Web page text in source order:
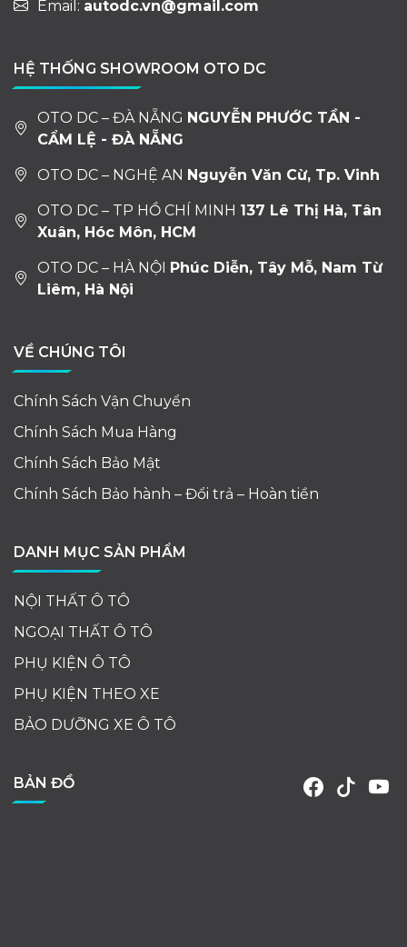
Email: autodc.vn@gmail.com
HỆ THỐNG SHOWROOM OTO DC
OTO DC – ĐÀ NẴNG NGUYỄN PHƯỚC TẦN -
CẨM LỆ - ĐÀ NẴNG
OTO DC – NGHỆ AN Nguyễn Văn Cừ, Tp. Vinh
OTO DC – TP HỒ CHÍ MINH 137 Lê Thị Hà, Tân
Xuân, Hóc Môn, HCM
OTO DC – HÀ NỘI
Phúc Diễn, Tây Mỗ, Nam Từ
Liêm, Hà Nội
VỀ CHÚNG TÔI
Chính Sách Vận Chuyển
Chính Sách Mua Hàng
Chính Sách Bảo Mật
Chính Sách Bảo hành – Đổi trả – Hoàn tiền
DANH MỤC SẢN PHẨM
NỘI THẤT Ô TÔ
NGOẠI THẤT Ô TÔ
PHỤ KIỆN Ô TÔ
PHỤ KIỆN THEO XE
BẢO DƯỠNG XE Ô TÔ
BẢN ĐỒ